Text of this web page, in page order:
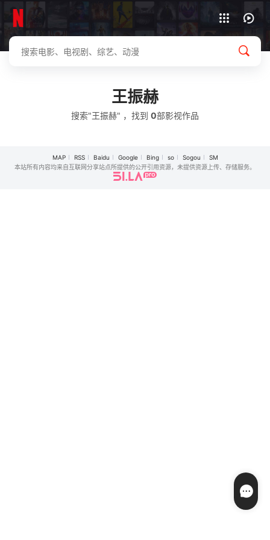
王振赫
搜索"王振赫" ，找到 0部影视作品
MAP RSS Baidu Google Bing so Sogou
SM
本站所有内容均来自互联网分享站点所提供的公开引用资源，未提供资源上传、存储服务。